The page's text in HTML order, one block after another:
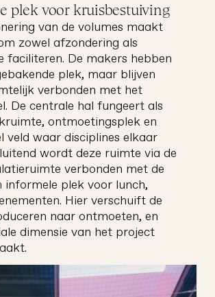
plek voor kruisbestuiving
van de volumes maakt
zowel afzondering als
faciliteren. De makers hebben
plek, maar blijven
verbonden met het
De centrale hal fungeert als
ontmoetingsplek en
veld waar disciplines elkaar
wordt deze ruimte via de
verbonden met de
informele plek voor lunch,
Hier verschuift de
naar ontmoeten, en
dimensie van het project
architectuur